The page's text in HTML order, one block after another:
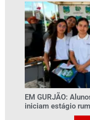
EM GURJÃO:
iniciam estágio